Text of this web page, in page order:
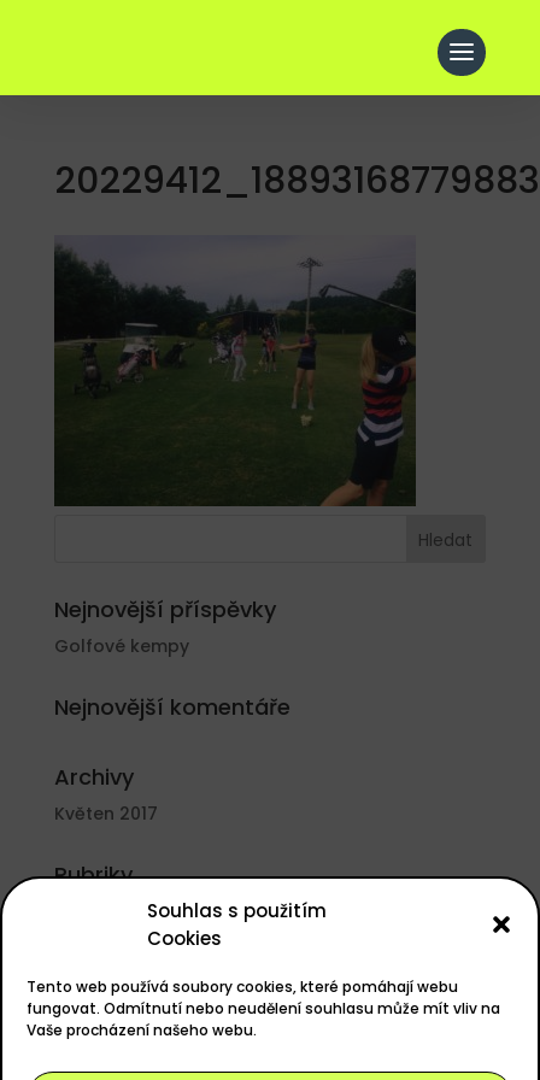
Souhlas s použitím
Cookies
Tento web používá soubory cookies, které pomáhají webu
fungovat. Odmítnutí nebo neudělení souhlasu může mít vliv na
Vaše procházení našeho webu.
Nejnovější příspěvky
Golfové kempy
Nejnovější komentáře
Archivy
Květen 2017
Rubriky
Nezařazené
Základní informace
Přihlásit se
Zdroj kanálů (příspěvky)